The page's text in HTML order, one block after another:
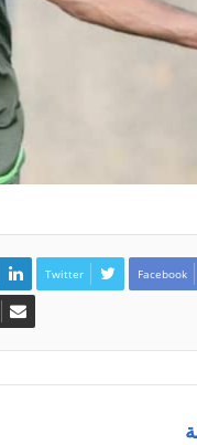
Facebook
Twitter